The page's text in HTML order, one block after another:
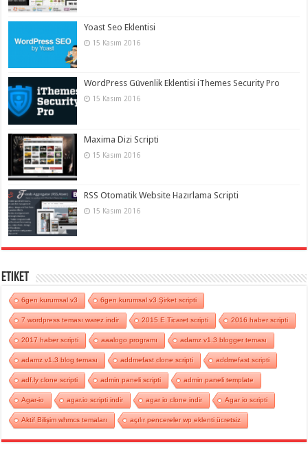
Yoast Seo Eklentisi
15 Kasım 2016
WordPress Güvenlik Eklentisi iThemes Security Pro
15 Kasım 2016
Maxima Dizi Scripti
15 Kasım 2016
RSS Otomatik Website Hazırlama Scripti
15 Kasım 2016
Etiket
6gen kurumsal v3 6gen kurumsal v3 Şirket scripti
7 wordpress teması warez indir 2015 E Ticaret scripti 2016 haber scripti
2017 haber scripti aaalogo programı adamz v1.3 blogger teması
adamz v1.3 blog teması addmefast clone scripti addmefast scripti
adf.ly clone scripti admin paneli scripti admin paneli template
Agar-io agar.io scripti indir agar io clone indir Agar io scripti
Aktif Bilişim whmcs temaları açılır pencereler wp eklenti ücretsiz